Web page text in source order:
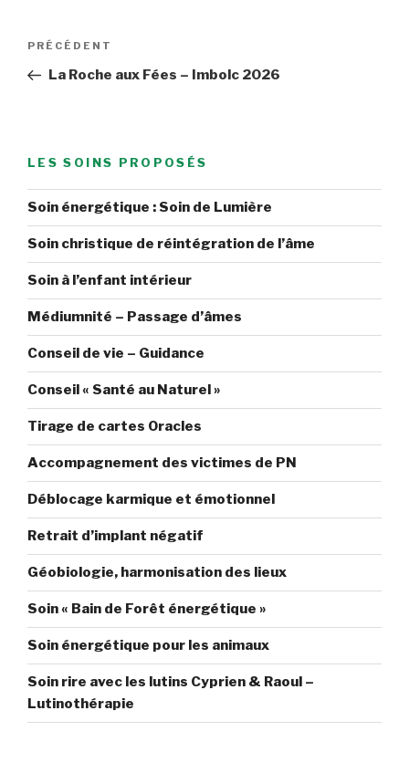
Navigation
l’article
Article
précédent
PRÉCÉDENT
La Roche aux Fées – Imbolc 2026
LES SOINS PROPOSÉS
Soin énergétique : Soin de Lumière
Soin christique de réintégration de l’âme
Soin à l’enfant intérieur
Médiumnité – Passage d’âmes
Conseil de vie – Guidance
Conseil « Santé au Naturel »
Tirage de cartes Oracles
Accompagnement des victimes de PN
Déblocage karmique et émotionnel
Retrait d’implant négatif
Géobiologie, harmonisation des lieux
Soin « Bain de Forêt énergétique »
Soin énergétique pour les animaux
Soin rire avec les lutins Cyprien & Raoul –
Lutinothérapie